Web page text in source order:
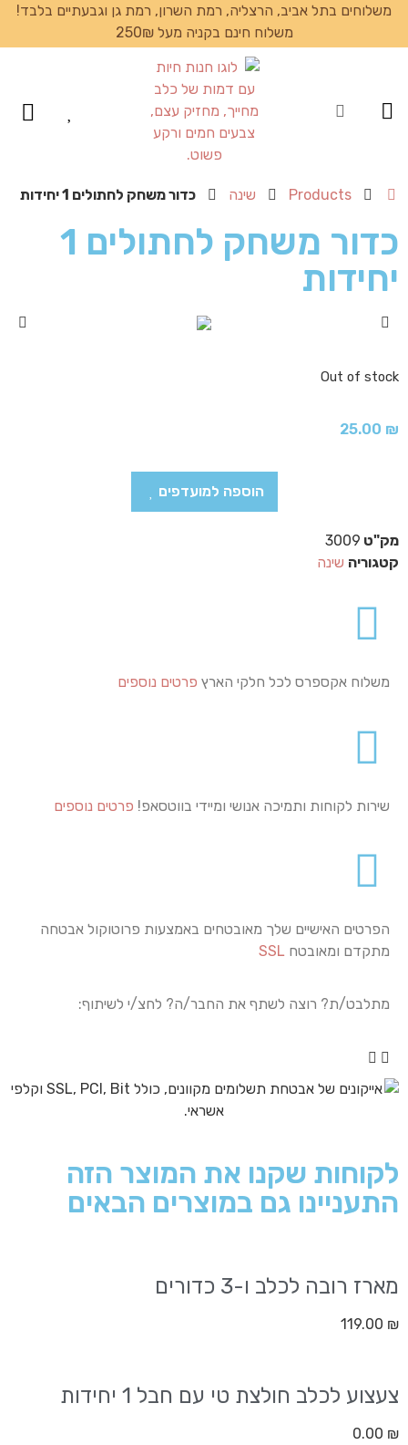
משלוחים בתל אביב, הרצליה, רמת השרון, רמת גן וגבעתיים בלבד!
משלוח חינם בקניה מעל 250₪
Products שינה כדור משחק לחתולים 1 יחידות
כדור משחק לחתולים 1
יחידות
Out of stock
25.00 ₪
הוספה למועדפים
מק"ט 3009
קטגוריה שינה
משלוח אקספרס לכל חלקי הארץ פרטים נוספים
שירות לקוחות ותמיכה אנושי ומיידי בווטסאפ! פרטים נוספים
הפרטים האישיים שלך מאובטחים באמצעות פרוטוקול אבטחה
מתקדם ומאובטח SSL
מתלבט/ת? רוצה לשתף את החבר/ה? לחצ/י לשיתוף:
לקוחות שקנו את המוצר הזה
התעניינו גם במוצרים הבאים
מארז רובה לכלב ו-3 כדורים
119.00 ₪
צעצוע לכלב חולצת טי עם חבל 1 יחידות
0.00 ₪